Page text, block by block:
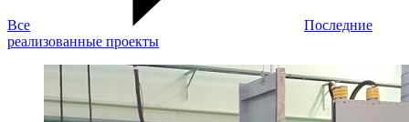
Все
Последние
реализованные проекты